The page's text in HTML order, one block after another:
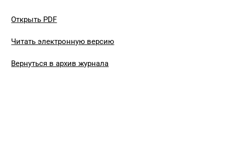
Открыть PDF
Читать электронную версию
Вернуться в архив журнала